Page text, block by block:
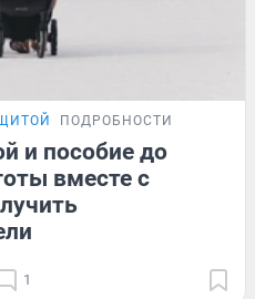
ПОДРОБНОСТИ
и пособие до
вместе с
1